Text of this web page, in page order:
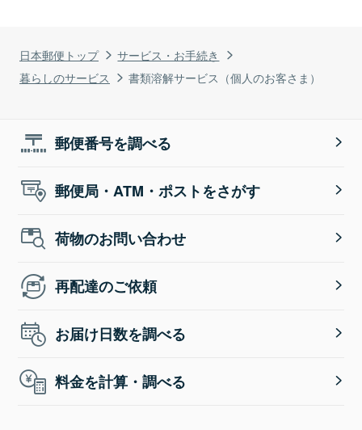
日本郵便トップ
サービス・お手続き
暮らしのサービス
書類溶解サービス（個人のお客さま）
郵便番号を調べる
郵便局・ATM・ポストをさがす
荷物のお問い合わせ
再配達のご依頼
お届け日数を調べる
料金を計算・調べる